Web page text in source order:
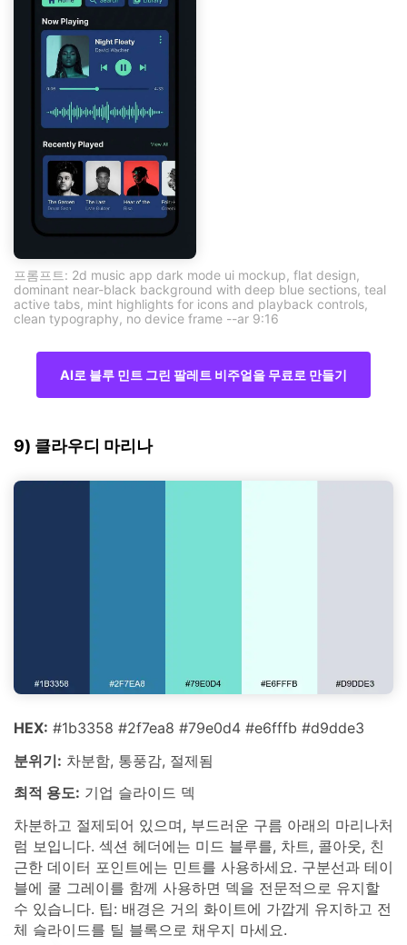
프롬프트: 2d music app dark mode ui mockup, flat design,
dominant near-black background with deep blue sections, teal
active tabs, mint highlights for icons and playback controls,
clean typography, no device frame --ar 9:16
AI로 블루 민트 그린 팔레트 비주얼을 무료로 만들기
9) 클라우디 마리나
HEX: #1b3358 #2f7ea8 #79e0d4 #e6fffb #d9dde3
분위기: 차분함, 통풍감, 절제됨
최적 용도: 기업 슬라이드 덱
차분하고 절제되어 있으며, 부드러운 구름 아래의 마리나처
럼 보입니다. 섹션 헤더에는 미드 블루를, 차트, 콜아웃, 친
근한 데이터 포인트에는 민트를 사용하세요. 구분선과 테이
블에 쿨 그레이를 함께 사용하면 덱을 전문적으로 유지할
수 있습니다. 팁: 배경은 거의 화이트에 가깝게 유지하고 전
체 슬라이드를 틸 블록으로 채우지 마세요.